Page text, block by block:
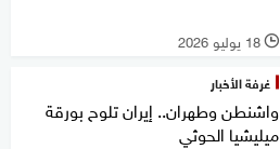
l 18 يوليو 2026
غرفة الأخبار
واشنطن وطهران.. إيران تلوح بورقة
ميليشيا الحوثي